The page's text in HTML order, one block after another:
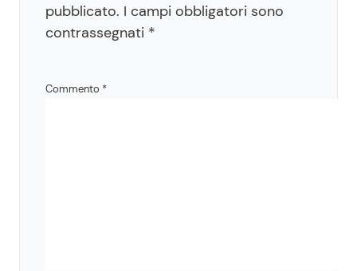
pubblicato. I campi obbligatori sono
contrassegnati *
Commento *